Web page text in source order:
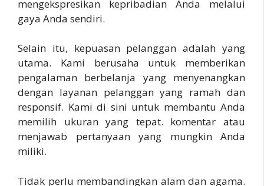
mengekspresikan kepribadian Anda melalui
gaya Anda sendiri.
Selain itu, kepuasan pelanggan adalah yang
utama. Kami berusaha untuk memberikan
pengalaman berbelanja yang menyenangkan
dengan layanan pelanggan yang ramah dan
responsif. Kami di sini untuk membantu Anda
memilih ukuran yang tepat. komentar atau
menjawab pertanyaan yang mungkin Anda
miliki.
Tidak perlu membandingkan alam dan agama.